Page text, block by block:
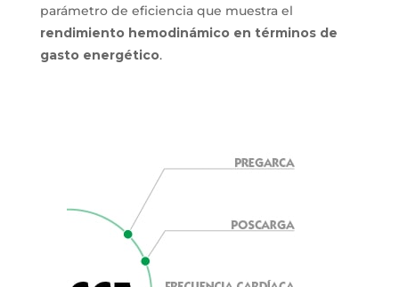
parámetro de eficiencia que muestra el
rendimiento hemodinámico en términos de
gasto energético.